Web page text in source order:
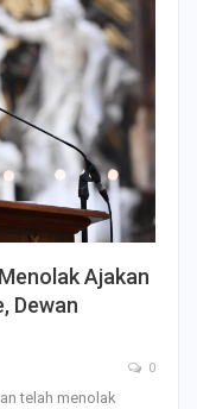
Ajakan
Dewan
0
telah menolak